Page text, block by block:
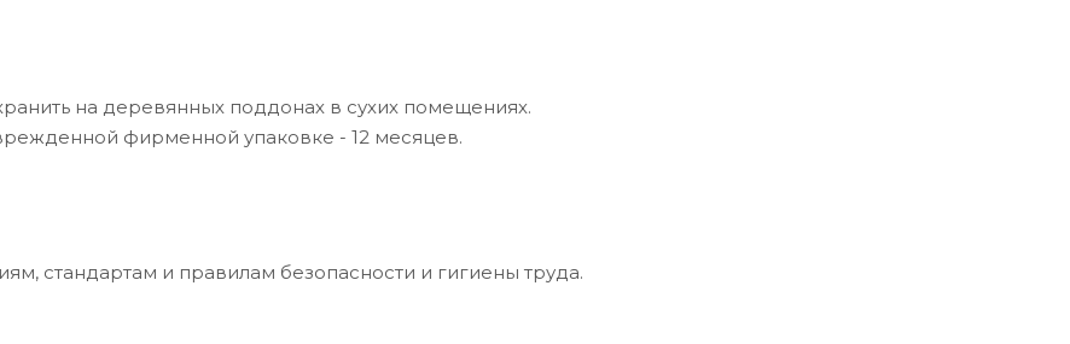
на деревянных поддонах в сухих помещениях.
фирменной упаковке - 12 месяцев.
стандартам и правилам безопасности и гигиены труда.